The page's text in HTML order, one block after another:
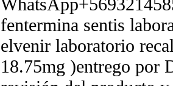
fentermina sentis
elvenir laboratorio
18.75mg )entrego por